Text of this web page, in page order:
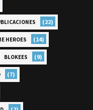
(22)
HEROES (14)
BLOKEES (9)
(7)